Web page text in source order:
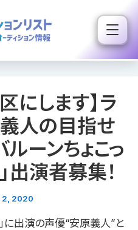
にします】ラ
人の目指せ
ルーンちょこっ
出演者募集！
2, 2020
」に出演の声優“安原義人”と